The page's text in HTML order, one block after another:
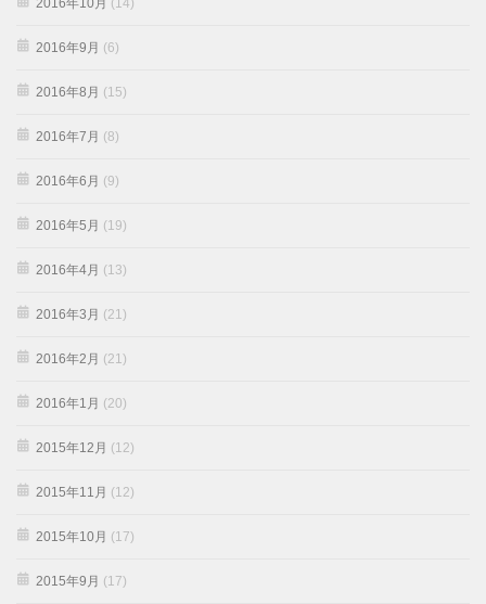
2016年9月 (6)
2016年8月 (15)
2016年7月 (8)
2016年6月 (9)
2016年5月 (19)
2016年4月 (13)
2016年3月 (21)
2016年2月 (21)
2016年1月 (20)
2015年12月 (12)
2015年11月 (12)
2015年10月 (17)
2015年9月 (17)